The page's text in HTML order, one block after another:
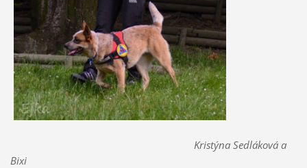
Kristýna Sedláková a
Bixi